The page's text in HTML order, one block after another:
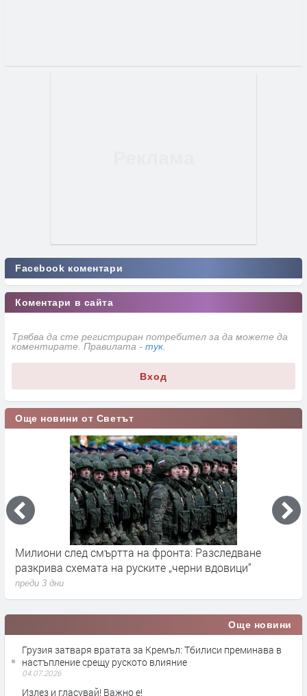
Facebook коментари
Коментари в сайта
Трябва да сте регистриран потребител за да можете да
коментирате. Правилата - тук
Вход
Още новини от Светът
след смъртта на фронта: Разследване
схемата на руските „черни вдовици“
влияние
Още новини
Грузия затваря вратата за Кремъл: Тбилиси преминава в
настъпление срещу руското влияние
04.07.2026
Излез и гласувай! Важно е!